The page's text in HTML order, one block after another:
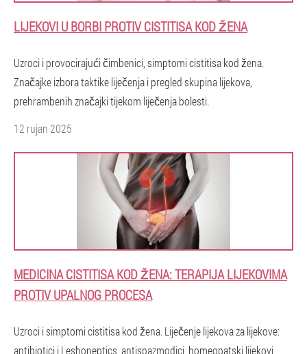
LIJEKOVI U BORBI PROTIV CISTITISA KOD ŽENA
Uzroci i provocirajući čimbenici, simptomi cistitisa kod žena.
Značajke izbora taktike liječenja i pregled skupina lijekova,
prehrambenih značajki tijekom liječenja bolesti.
12 rujan 2025
MEDICINA CISTITISA KOD ŽENA: TERAPIJA LIJEKOVIMA
PROTIV UPALNOG PROCESA
Uzroci i simptomi cistitisa kod žena. Liječenje lijekova za lijekove:
antibiotici i Leshoneptics, antispazmodici, homeopatski lijekovi,